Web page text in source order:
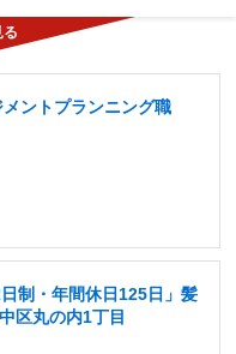
ントプランニング職
制・年間休日125日」髪
区丸の内1丁目